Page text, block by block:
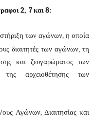
2, 7 και 8:
των αγώνων, η οποία
διαιτητές των αγώνων, τη
και ζευγαρώματος των
αρχειοθέτησης των
Αγώνων, Διαιτησίας και